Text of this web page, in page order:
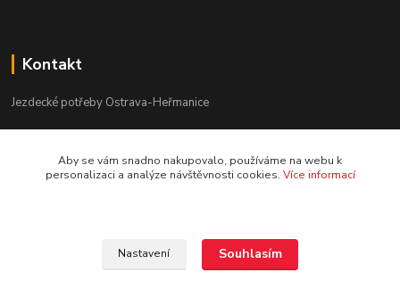
Kontakt
Jezdecké potřeby Ostrava-Heřmanice
Po-Pá 9:30 - 17:30
Aby se vám snadno nakupovalo, používáme na webu k
personalizaci a analýze návštěvnosti cookies. Více informací
Nastavení Souhlasím